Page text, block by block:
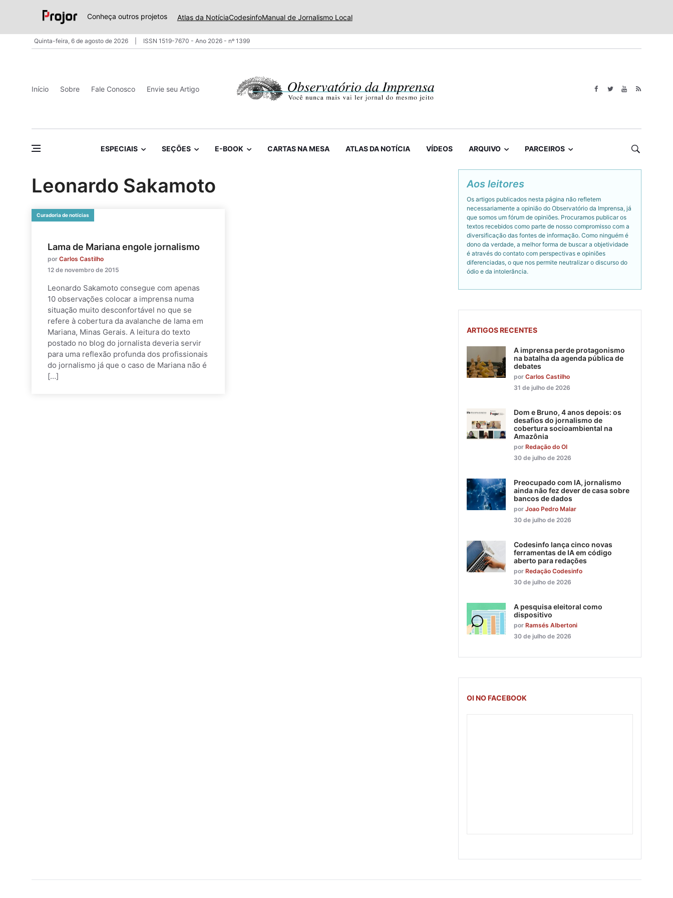
Conheça outros projetos Atlas da NotíciaCodesinfoManual de Jornalismo Local
Quinta-feira, 6 de agosto de 2026 ISSN 1519-7670 - Ano 2026 - nº 1399
Início Sobre Fale Conosco Envie seu Artigo
ESPECIAIS SEÇÕES E-BOOK CARTAS NA MESA ATLAS DA NOTÍCIA VÍDEOS ARQUIVO PARCEIROS
Leonardo Sakamoto
Curadoria de notícias
Lama de Mariana engole jornalismo
por Carlos Castilho
12 de novembro de 2015
Leonardo Sakamoto consegue com apenas
10 observações colocar a imprensa numa
situação muito desconfortável no que se
refere à cobertura da avalanche de lama em
Mariana, Minas Gerais. A leitura do texto
postado no blog do jornalista deveria servir
para uma reflexão profunda dos profissionais
do jornalismo já que o caso de Mariana não é
[…]
Aos leitores
Os artigos publicados nesta página não refletem
necessariamente a opinião do Observatório da Imprensa, já
que somos um fórum de opiniões. Procuramos publicar os
textos recebidos como parte de nosso compromisso com a
diversificação das fontes de informação. Como ninguém é
dono da verdade, a melhor forma de buscar a objetividade
é através do contato com perspectivas e opiniões
diferenciadas, o que nos permite neutralizar o discurso do
ódio e da intolerância.
ARTIGOS RECENTES
A imprensa perde protagonismo
na batalha da agenda pública de
debates
por Carlos Castilho
31 de julho de 2026
Dom e Bruno, 4 anos depois: os
desafios do jornalismo de
cobertura socioambiental na
Amazônia
por Redação do OI
30 de julho de 2026
Preocupado com IA, jornalismo
ainda não fez dever de casa sobre
bancos de dados
por Joao Pedro Malar
30 de julho de 2026
Codesinfo lança cinco novas
ferramentas de IA em código
aberto para redações
por Redação Codesinfo
30 de julho de 2026
A pesquisa eleitoral como
dispositivo
por Ramsés Albertoni
30 de julho de 2026
OI NO FACEBOOK